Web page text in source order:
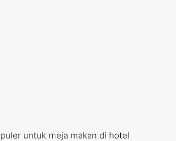
untuk meja makan di hotel